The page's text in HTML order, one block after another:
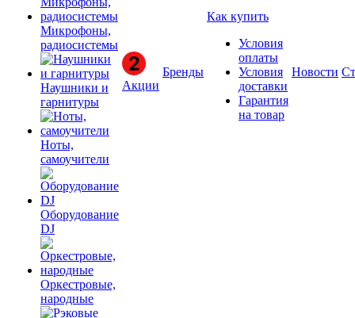
Микрофоны,
радиосистемы
Наушники и
гарнитуры
Ноты,
самоучители
Оборудование
DJ
Оркестровые,
народные
Акции
Бренды
Как купить
Условия
оплаты
Условия
доставки
Гарантия
на товар
Новости